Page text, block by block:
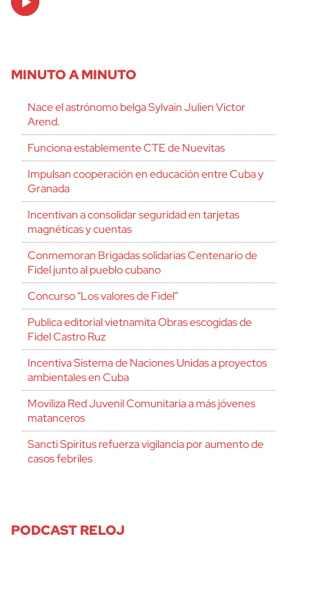
Player
MINUTO A MINUTO
Nace el astrónomo belga Sylvain Julien Victor
Arend.
Funciona establemente CTE de Nuevitas
Impulsan cooperación en educación entre Cuba y
Granada
Incentivan a consolidar seguridad en tarjetas
magnéticas y cuentas
Conmemoran Brigadas solidarias Centenario de
Fidel junto al pueblo cubano
Concurso “Los valores de Fidel”
Publica editorial vietnamita Obras escogidas de
Fidel Castro Ruz
Incentiva Sistema de Naciones Unidas a proyectos
ambientales en Cuba
Moviliza Red Juvenil Comunitaria a más jóvenes
matanceros
Sancti Spíritus refuerza vigilancia por aumento de
casos febriles
PODCAST RELOJ